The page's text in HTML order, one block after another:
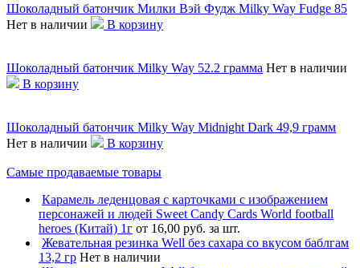
Шоколадный батончик Милки Вэй Фудж Milky Way Fudge 85
Нет в наличии
В корзину
Шоколадный батончик Milky Way 52.2 грамма Нет в наличии
В корзину
Шоколадный батончик Milky Way Midnight Dark 49,9 грамм
Нет в наличии
В корзину
Самые продаваемые товары
Карамель леденцовая с карточками с изображением
персонажей и людей Sweet Candy Cards World football
heroes (Китай) 1г от 16,00 руб. за шт.
Жевательная резинка Well без сахара со вкусом баблгам
13,2 гр Нет в наличии